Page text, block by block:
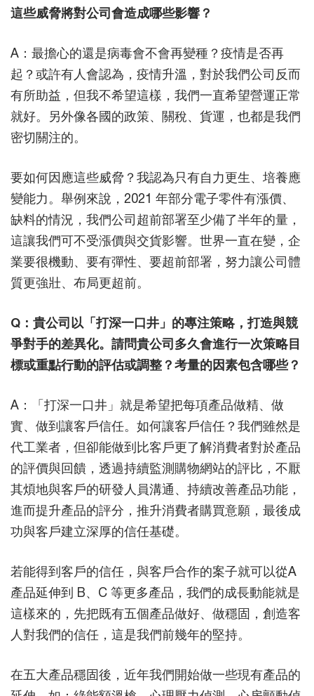
這些威脅將對公司會造成哪些影響？
A：最擔心的還是病毒會不會再變種？疫情是否再
起？或許有人會認為，疫情升溫，對於我們公司反而
有所助益，但我不希望這樣，我們一直希望營運正常
就好。另外像各國的政策、關稅、貨運，也都是我們
密切關注的。
要如何因應這些威脅？我認為只有自力更生、培養應
變能力。舉例來說，2021 年部分電子零件有漲價、
缺料的情況，我們公司超前部署至少備了半年的量，
這讓我們可不受漲價與交貨影響。世界一直在變，企
業要很機動、要有彈性、要超前部署，努力讓公司體
質更強壯、布局更超前。
Q：貴公司以「打深一口井」的專注策略，打造與競
爭對手的差異化。請問貴公司多久會進行一次策略目
標或重點行動的評估或調整？考量的因素包含哪些？
A：「打深一口井」就是希望把每項產品做精、做
實、做到讓客戶信任。如何讓客戶信任？我們雖然是
代工業者，但卻能做到比客戶更了解消費者對於產品
的評價與回饋，透過持續監測購物網站的評比，不厭
其煩地與客戶的研發人員溝通、持續改善產品功能，
進而提升產品的評分，推升消費者購買意願，最後成
功與客戶建立深厚的信任基礎。
若能得到客戶的信任，與客戶合作的案子就可以從A
產品延伸到 B、C 等更多產品，我們的成長動能就是
這樣來的，先把既有五個產品做好、做穩固，創造客
人對我們的信任，這是我們前幾年的堅持。
在五大產品穩固後，近年我們開始做一些現有產品的